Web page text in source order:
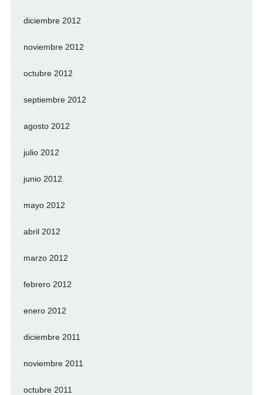
diciembre 2012
noviembre 2012
octubre 2012
septiembre 2012
agosto 2012
julio 2012
junio 2012
mayo 2012
abril 2012
marzo 2012
febrero 2012
enero 2012
diciembre 2011
noviembre 2011
octubre 2011